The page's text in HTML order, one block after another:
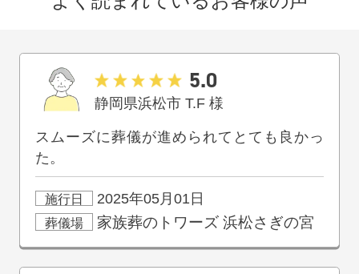
静岡県浜松市 T.F様
5.0
施行日 2025年05月01日
スムーズに葬儀が進められてとても良かっ
た。
葬儀場 家族葬のトワーズ 浜松さぎの宮